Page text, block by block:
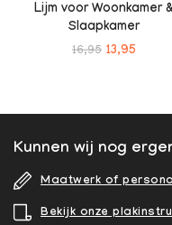
Lijm voor Woonkamer &
Slaapkamer
16,95 13,95
Kunnen wij nog
Maatwerk of
Bekijk onze